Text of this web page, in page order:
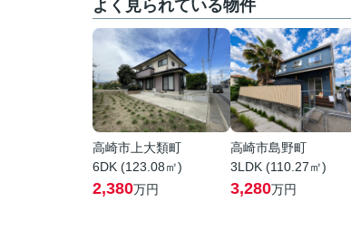
よく見られている物件
高崎市上大類町
6DK (123.08㎡)
2,380万円
高崎市島野町
3LDK (110.27㎡)
3,280万円